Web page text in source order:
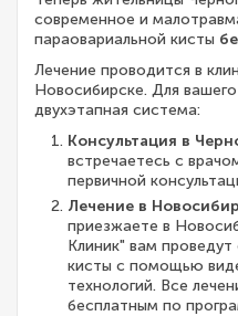
современное и
параовариальной кисты
Лечение проводится в
Новосибирске. Для
двухэтапная система:
Консультация в
встречаетесь с
первичной
Лечение в
приезжаете в
Клиник" вам
кисты с помощью
технологий. Все
бесплатным по